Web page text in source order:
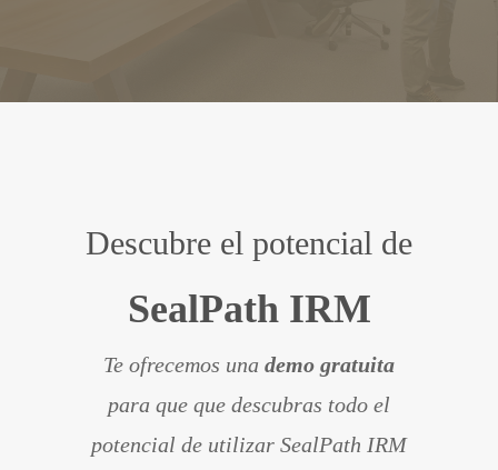
Descubre el potencial de
SealPath IRM
Te ofrecemos una demo gratuita
para que que descubras todo el
potencial de utilizar SealPath IRM